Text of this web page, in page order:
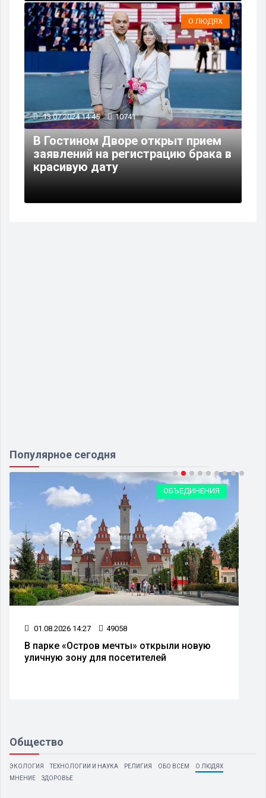
О ЛЮДЯХ
13.07.2024 14:45 10741
В Гостином Дворе открыт прием
заявлений на регистрацию брака в
красивую дату
Популярное сегодня
ОБЪЕДИНЕНИЯ
01.08.2026 14:27 49058
В парке «Остров мечты» открыли новую
уличную зону для посетителей
Общество
ЭКОЛОГИЯ ТЕХНОЛОГИИ И НАУКА РЕЛИГИЯ ОБО ВСЕМ
О ЛЮДЯХ
МНЕНИЕ
ЗДОРОВЬЕ